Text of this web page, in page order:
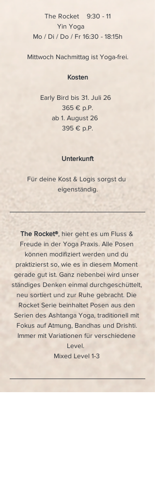
The Rocket    9:30 - 11
Yin Yoga
Mo / Di / Do / Fr 16:30 - 18:15h
Mittwoch Nachmittag ist Yoga-frei.
Kosten
Early Bird bis 31. Juli 26
365 € p.P.
ab 1. August 26
395 € p.P.
Unterkunft
Für deine Kost & Logis sorgst du
eigenständig.
The Rocket®, hier geht es um Fluss &
Freude in der Yoga Praxis. Alle Posen
können modifiziert werden und du
praktizierst so, wie es in diesem Moment
gerade gut ist. Ganz nebenbei wird unser
ständiges Denken einmal durchgeschüttelt,
neu sortiert und zur Ruhe gebracht. Die
Rocket Serie beinhaltet Posen aus den
Serien des Ashtanga Yoga, traditionell mit
Fokus auf Atmung, Bandhas und Drishti.
Immer mit Variationen für verschiedene
Level.
Mixed Level 1-3